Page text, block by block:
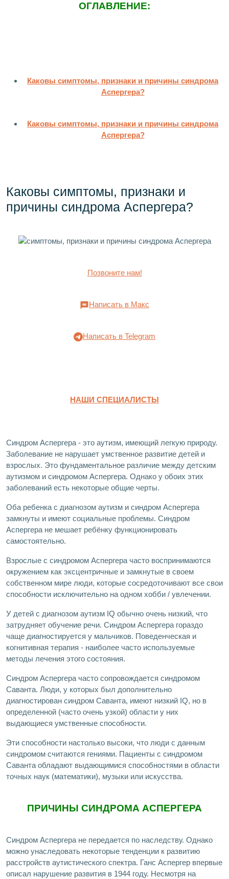
ОГЛАВЛЕНИЕ:
Каковы симптомы, признаки и причины синдрома
Аспергера?
Каковы симптомы, признаки и причины синдрома
Аспергера?
Каковы симптомы, признаки и
причины синдрома Аспергера?
Позвоните нам!
Написать в Макс
Написать в Telegram
НАШИ СПЕЦИАЛИСТЫ
Синдром Аспергера - это аутизм, имеющий легкую природу.
Заболевание не нарушает умственное развитие детей и
взрослых. Это фундаментальное различие между детским
аутизмом и синдромом Аспергера. Однако у обоих этих
заболеваний есть некоторые общие черты.
Оба ребенка с диагнозом аутизм и синдром Аспергера
замкнуты и имеют социальные проблемы. Синдром
Аспергера не мешает ребёнку функционировать
самостоятельно.
Взрослые с синдромом Аспергера часто воспринимаются
окружением как эксцентричные и замкнутые в своем
собственном мире люди, которые сосредоточивают все свои
способности исключительно на одном хобби / увлечении.
У детей с диагнозом аутизм IQ обычно очень низкий, что
затрудняет обучение речи. Синдром Аспергера гораздо
чаще диагностируется у мальчиков. Поведенческая и
когнитивная терапия - наиболее часто используемые
методы лечения этого состояния.
Синдром Аспергера часто сопровождается синдромом
Саванта. Люди, у которых был дополнительно
диагностирован синдром Саванта, имеют низкий IQ, но в
определенной (часто очень узкой) области у них
выдающиеся умственные способности.
Эти способности настолько высоки, что люди с данным
синдромом считаются гениями. Пациенты с синдромом
Саванта обладают выдающимися способностями в области
точных наук (математики), музыки или искусства.
ПРИЧИНЫ СИНДРОМА АСПЕРГЕРА
Синдром Аспергера не передается по наследству. Однако
можно унаследовать некоторые тенденции к развитию
расстройств аутистического спектра. Ганс Аспергер впервые
описал нарушение развития в 1944 году. Несмотря на